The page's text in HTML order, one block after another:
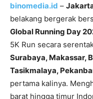
binomedia.id –
belakang bergerak
Global Running Day
5K Run secara
Surabaya, Makassar,
Tasikmalaya,
pertama kalinya.
barat hingga timur